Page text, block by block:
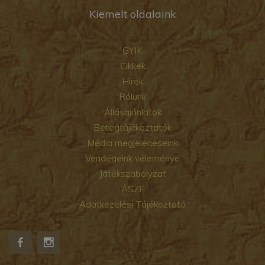
Kiemelt oldalaink
GYIK
Cikkek
Hírek
Rólunk
Állásajánlatok
Betegtájékoztatók
Média megjelenéseink
Vendégeink véleménye
Játékszabályzat
ÁSZF
Adatkezelési Tájékoztató